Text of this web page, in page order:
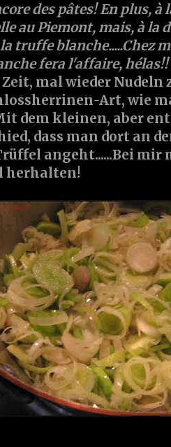
des pâtes! En plus, à
au Piemont, mais, à la
truffe blanche.....Chez
fera l'affaire, hélas!!
mal wieder Nudeln
Art, wie
dem kleinen, aber
dass man dort an
angeht......Bei mir
herhalten!